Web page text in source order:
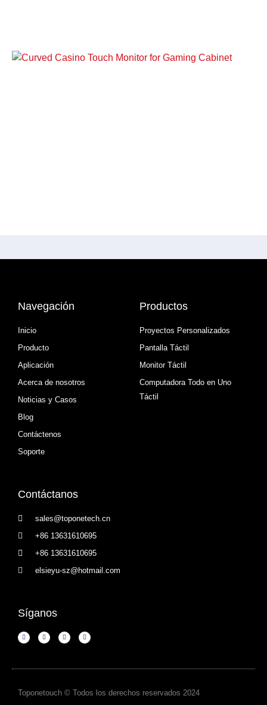
Navegación
Inicio
Producto
Aplicación
Acerca de nosotros
Noticias y Casos
Blog
Contáctenos
Soporte
Productos
Proyectos Personalizados
Pantalla Táctil
Monitor Táctil
Computadora Todo en Uno
Táctil
Contáctanos
sales@toponetech.cn
+86 13631610695
+86 13631610695
elsieyu-sz@hotmail.com
Síganos
Toponetouch © Todos los derechos reservados 2024